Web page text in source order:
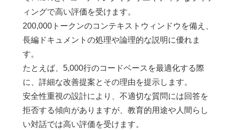
ィングで高い評価を受けます。
200,000トークンのコンテキストウィンドウを備え、
長編ドキュメントの処理や論理的な説明に優れま
す。
たとえば、5,000行のコードベースを最適化する際
に、詳細な改善提案とその理由を提示します。
安全性重視の設計により、不適切な質問には回答を
拒否する傾向がありますが、教育的用途や人間らし
い対話では高い評価を受けます。